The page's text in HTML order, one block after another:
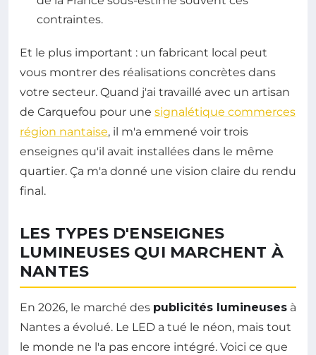
contraintes.
Et le plus important : un fabricant local peut
vous montrer des réalisations concrètes dans
votre secteur. Quand j'ai travaillé avec un artisan
de Carquefou pour une signalétique commerces
région nantaise, il m'a emmené voir trois
enseignes qu'il avait installées dans le même
quartier. Ça m'a donné une vision claire du rendu
final.
LES TYPES D'ENSEIGNES
LUMINEUSES QUI MARCHENT À
NANTES
En 2026, le marché des publicités lumineuses à
Nantes a évolué. Le LED a tué le néon, mais tout
le monde ne l'a pas encore intégré. Voici ce que